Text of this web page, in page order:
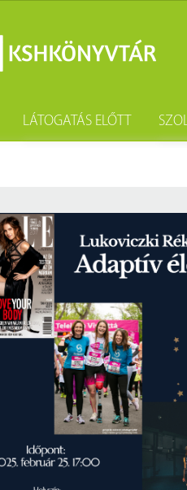
együttműködési megállapodások
Imre-díszoklevéllel kitüntetett
LÁTOGATÁS ELŐTT
Közösségi szolgálat
Csoportos látogatás
Elérhetőség
Díjtételek
Online katalógus